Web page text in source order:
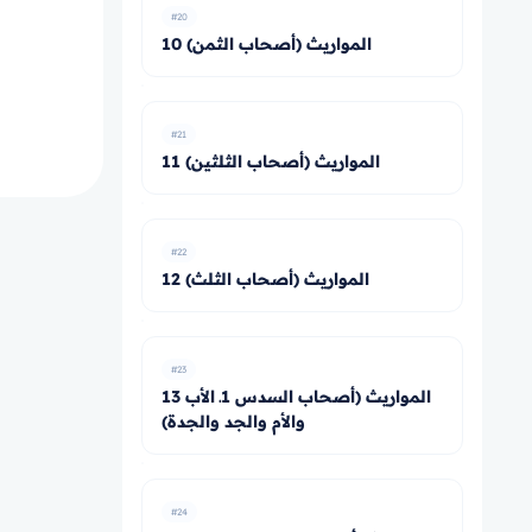
#20
10 المواريث (أصحاب الثمن)
#21
11 المواريث (أصحاب الثلثين)
#22
12 المواريث (أصحاب الثلث)
#23
13 المواريث (أصحاب السدس 1ـ الأب
والأم والجد والجدة)
#24